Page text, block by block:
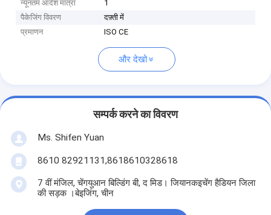
न्यूनतम आदेश मात्रा
1
पैकेजिंग विवरण
दफ़्ती में
प्रमाणन
ISO CE
और देखो
सम्पर्क करने का विवरण
Ms. Shifen Yuan
8610 82921131,8618610328618
7 वीं मंजिल, चेंगयुआन बिल्डिंग बी, द मिड। जियानकइचेंग हैडियन जिला
की सड़क ।बेइजिंग, चीन